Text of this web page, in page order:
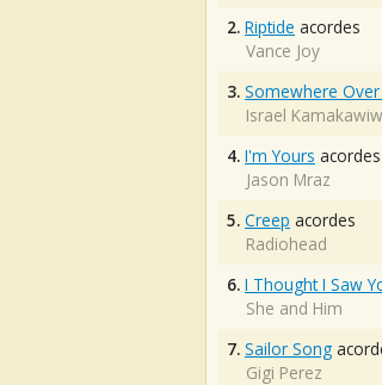
2. Riptide acordes
Vance Joy
3. Somewhere
Israel
4. I'm Yours acordes
Jason Mraz
5. Creep acordes
Radiohead
6. I Thought I Saw
She and Him
7. Sailor Song
Gigi Perez